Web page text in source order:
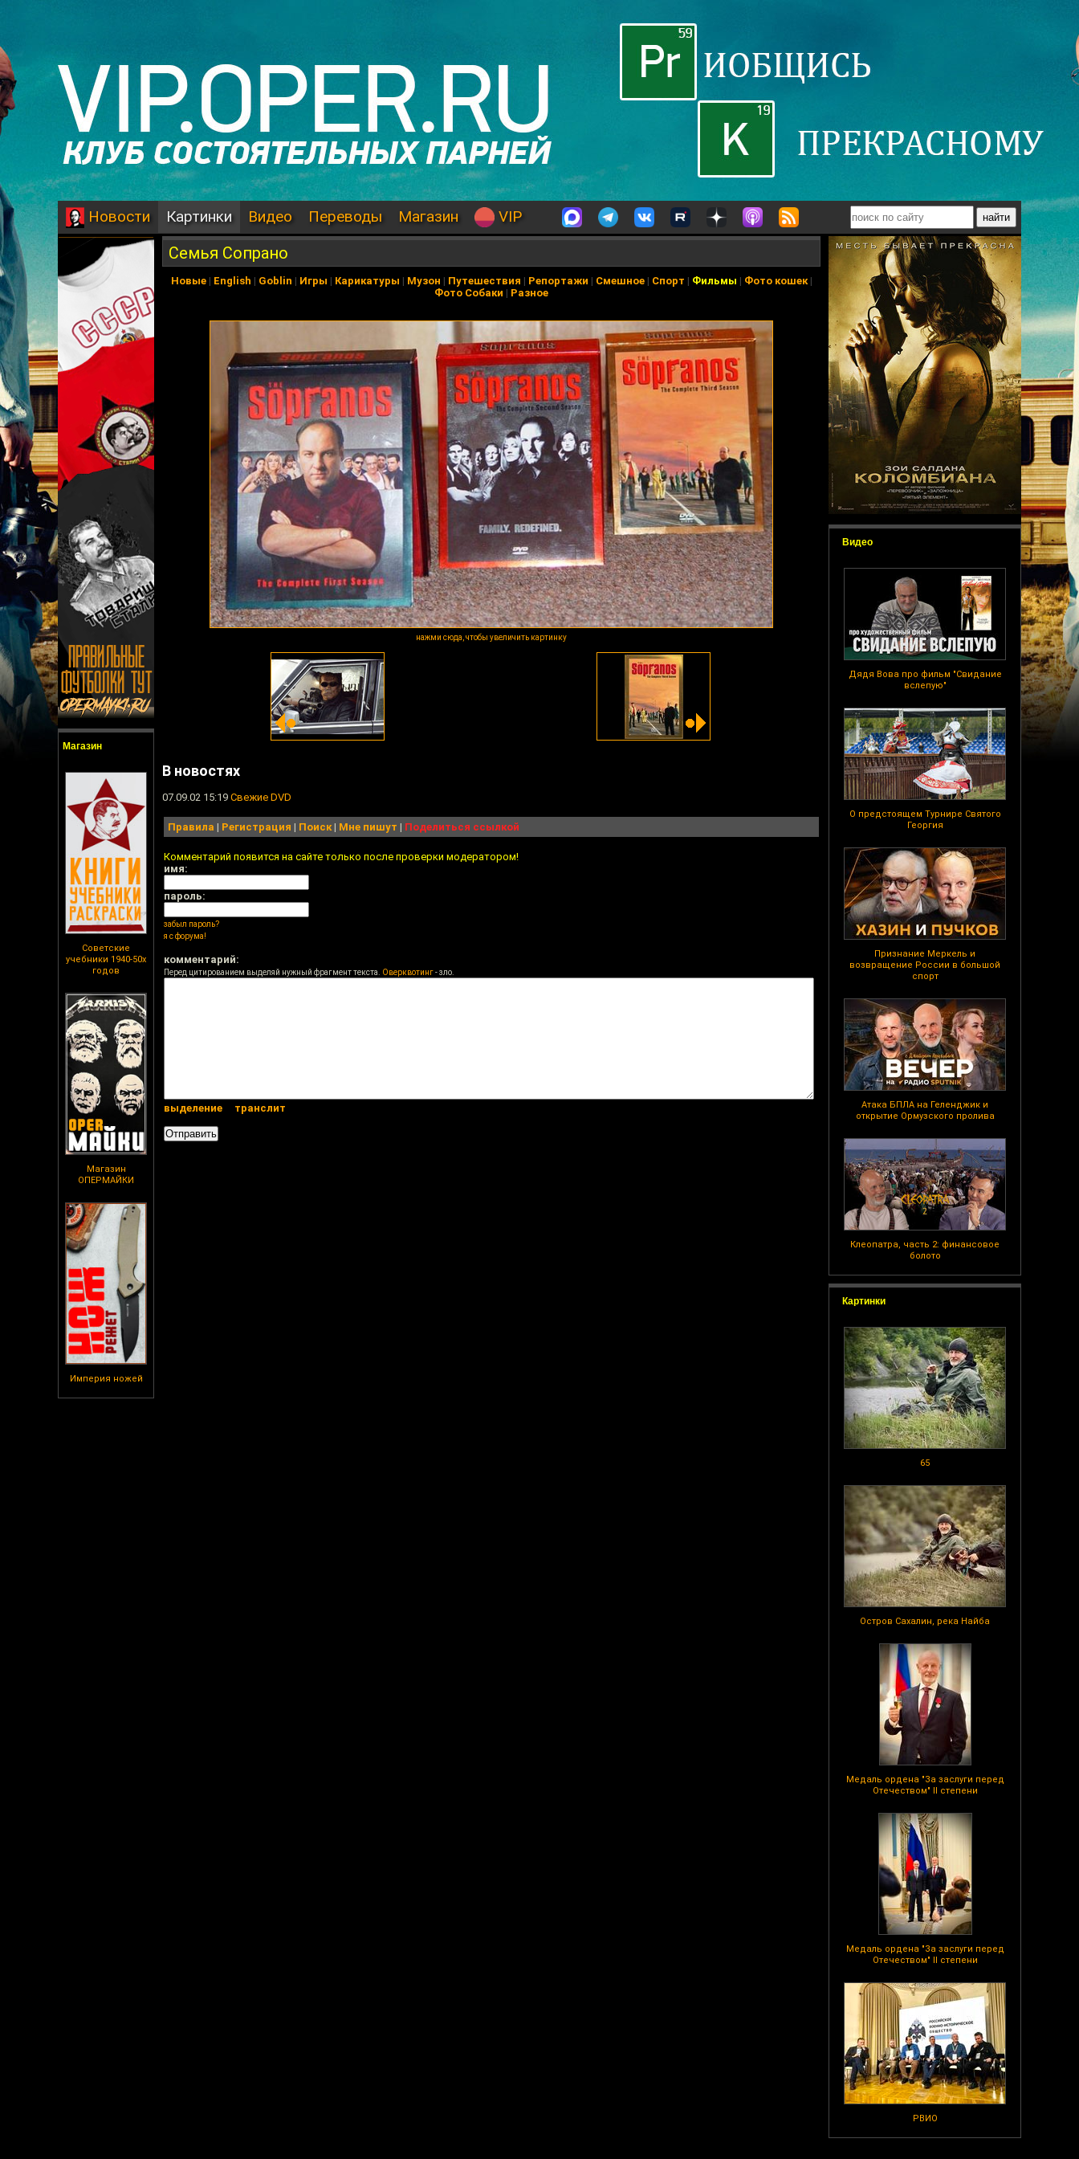
Новости Картинки Видео Переводы Магазин VIP
Магазин
Советские
учебники 1940-50х
годов
Магазин
ОПЕРМАЙКИ
Империя ножей
Видео
Дядя Вова про фильм "Свидание
вслепую"
О предстоящем Турнире Святого
Георгия
Признание Меркель и
возвращение России в большой
спорт
Атака БПЛА на Геленджик и
открытие Ормузского пролива
Клеопатра, часть 2: финансовое
болото
Картинки
65
Остров Сахалин, река Найба
Медаль ордена "За заслуги перед
Отечеством" II степени
Медаль ордена "За заслуги перед
Отечеством" II степени
РВИО
Семья Сопрано
Новые| English | Goblin | Игры | Карикатуры | Музон | Путешествия | Репортажи | Смешное| Спорт | Фильмы | Фото кошек|
Фото Собаки | Разное
нажми сюда, чтобы увеличить картинку
В новостях
07.09.02 15:19 Свежие DVD
Правила | Регистрация | Поиск| Мне пишут | Поделиться ссылкой
Комментарий появится на сайте только после проверки модератором!
имя:
пароль:
забыл пароль?
я с форума!
комментарий:
Перед цитированием выделяй нужный фрагмент текста. Оверквотинг- зло.
выделение транслит